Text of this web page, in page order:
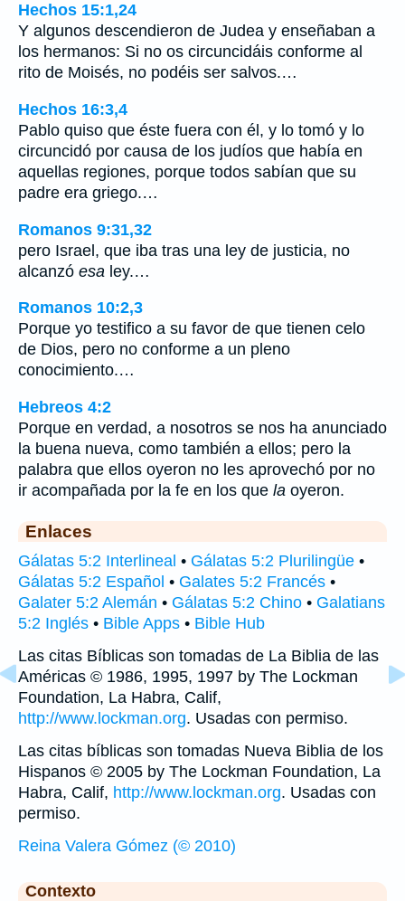
Hechos 15:1,24
Y algunos descendieron de Judea y enseñaban a
los hermanos: Si no os circuncidáis conforme al
rito de Moisés, no podéis ser salvos.…
Hechos 16:3,4
Pablo quiso que éste fuera con él, y lo tomó y lo
circuncidó por causa de los judíos que había en
aquellas regiones, porque todos sabían que su
padre era griego.…
Romanos 9:31,32
pero Israel, que iba tras una ley de justicia, no
alcanzó esa ley.…
Romanos 10:2,3
Porque yo testifico a su favor de que tienen celo
de Dios, pero no conforme a un pleno
conocimiento.…
Hebreos 4:2
Porque en verdad, a nosotros se nos ha anunciado
la buena nueva, como también a ellos; pero la
palabra que ellos oyeron no les aprovechó por no
ir acompañada por la fe en los que la oyeron.
Enlaces
Gálatas 5:2 Interlineal • Gálatas 5:2 Plurilingüe •
Gálatas 5:2 Español • Galates 5:2 Francés •
Galater 5:2 Alemán • Gálatas 5:2 Chino • Galatians
5:2 Inglés • Bible Apps • Bible Hub
Las citas Bíblicas son tomadas de La Biblia de las
Américas © 1986, 1995, 1997 by The Lockman
Foundation, La Habra, Calif,
http://www.lockman.org. Usadas con permiso.
Las citas bíblicas son tomadas Nueva Biblia de los
Hispanos © 2005 by The Lockman Foundation, La
Habra, Calif, http://www.lockman.org. Usadas con
permiso.
Reina Valera Gómez (© 2010)
Contexto